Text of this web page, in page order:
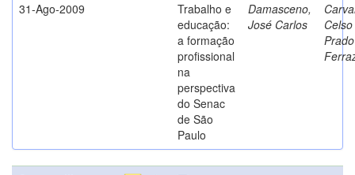
31-Ago-2009
Trabalho e
educação:
a formação
profissional
na
perspectiva
do Senac
de São
Paulo
Damasceno,
José Carlos
Prado